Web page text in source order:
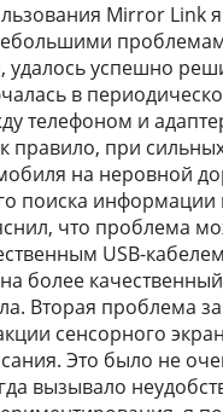
Mirror Link я
удалось успешно
в
телефоном и
правило, при
на неровной
поиска информации
что проблема
USB-
более
Вторая проблема
сенсорного
Это было не
вызывало